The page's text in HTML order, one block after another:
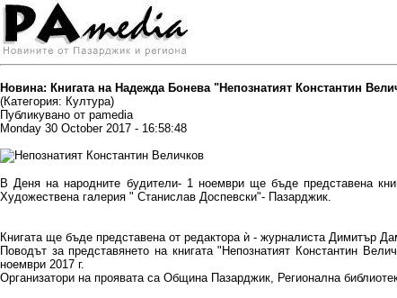
Новина: Книгата на Надежда Бонева "Непознатият Константин
(Категория: Култура)
Публикувано от pamedia
Monday 30 October 2017 - 16:58:48
В Деня на народните будители- 1 ноември ще бъде представена
Художествена галерия " Станислав Доспевски"- Пазарджик.
Книгата ще бъде представена от редактора ѝ - журналиста Димитър
Поводът за представянето на книгата "Непознатият Константин
ноември 2017 г.
Организатори на проявата са Община Пазарджик, Регионална